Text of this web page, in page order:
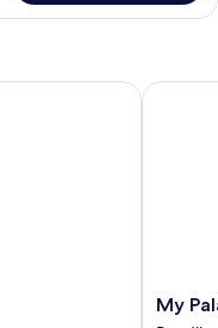
My
Palace
My
My